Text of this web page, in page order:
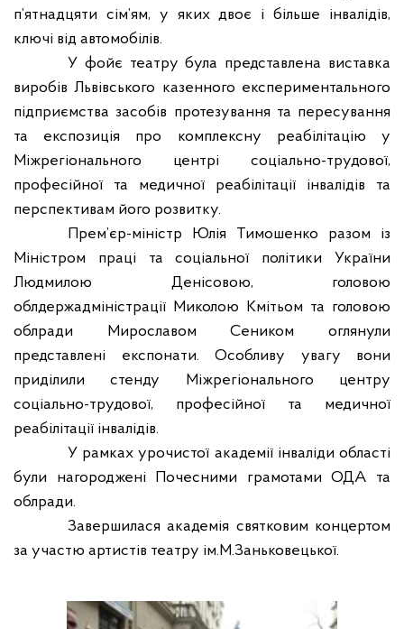
п’ятнадцяти сім’ям, у яких двоє і більше інвалідів,
ключі від автомобілів.
У фойє театру була представлена виставка
виробів Львівського казенного експериментального
підприємства засобів протезування та пересування
та експозиція про комплексну реабілітацію у
Міжрегіонального центрі соціально-трудової,
професійної та медичної реабілітації інвалідів та
перспективам його розвитку.
Прем’єр-міністр Юлія Тимошенко разом із
Міністром праці та соціальної політики України
Людмилою Денісовою, головою
облдержадміністрації Миколою Кмітьом та головою
облради Мирославом Сеником оглянули
представлені експонати. Особливу увагу вони
приділили стенду Міжрегіонального центру
соціально-трудової, професійної та медичної
реабілітації інвалідів.
У рамках урочистої академії інваліди області
були нагороджені Почесними грамотами ОДА та
облради.
Завершилася академія святковим концертом
за участю артистів театру ім.М.Заньковецької.